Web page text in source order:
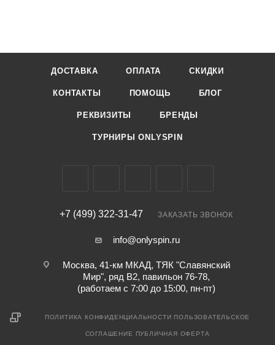
ДОСТАВКА ОПЛАТА СКИДКИ
КОНТАКТЫ ПОМОЩЬ БЛОГ
РЕКВИЗИТЫ БРЕНДЫ
ТУРНИРЫ ONLYSPIN
+7 (499) 322-31-47 ЗАКАЗАТЬ ЗВОНОК
info@onlyspin.ru
Москва, 41-км МКАД, ТЯК "Славянский
Мир", ряд В2, павильон 76-78,
(работаем с 7:00 до 15:00, пн-пт)
ПОЛИТИКА КОНФИДЕНЦИАЛЬНОСТИ ПОЛЬЗОВАТЕЛЬСКОЕ
СОГЛАШЕНИЕ ПУБЛИЧНАЯ ОФЕРТА